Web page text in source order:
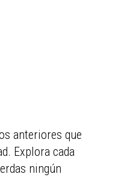
anteriores que
Explora cada
ningún